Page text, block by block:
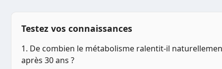
Testez vos connaissances
1. De combien le métabolisme ralentit-il
après 30 ans ?